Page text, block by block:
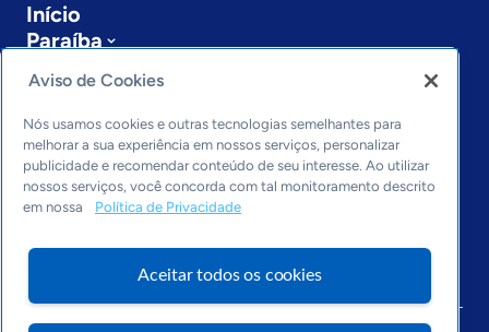
Início
Paraíba
Sobre a ASN
Últimas notícias
Entre em contato
Editorias
Economia & Política
Inovação & Tecnologia
Cultura empreendedora
Arquivo
Aviso de Cookies
Nós usamos cookies e outras tecnologias semelhantes para
melhorar a sua experiência em nossos serviços, personalizar
publicidade e recomendar conteúdo de seu interesse. Ao utilizar
nossos serviços, você concorda com tal monitoramento descrito
em nossa
Política de Privacidade
Aceitar todos os cookies